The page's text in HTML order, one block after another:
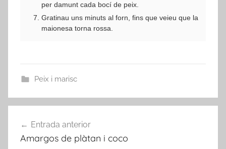
per damunt cada bocí de peix.
Gratinau uns minuts al forn, fins que veieu que la
maionesa torna rossa.
Peix i marisc
d'entrades
Entrada anterior
Amargos de plàtan i coco